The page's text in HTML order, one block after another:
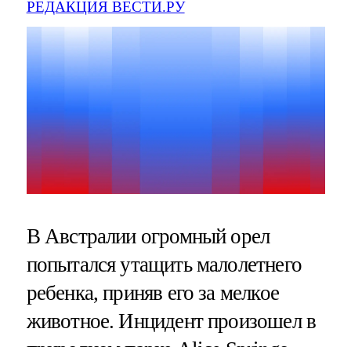
РЕДАКЦИЯ ВЕСТИ.РУ
В Австралии огромный орел
попытался утащить малолетнего
ребенка, приняв его за мелкое
животное. Инцидент произошел в